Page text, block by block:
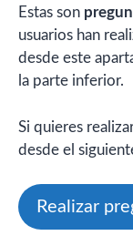
Estas son
usuarios han
desde este
la parte inferior.
Si quieres
desde el
Realizar